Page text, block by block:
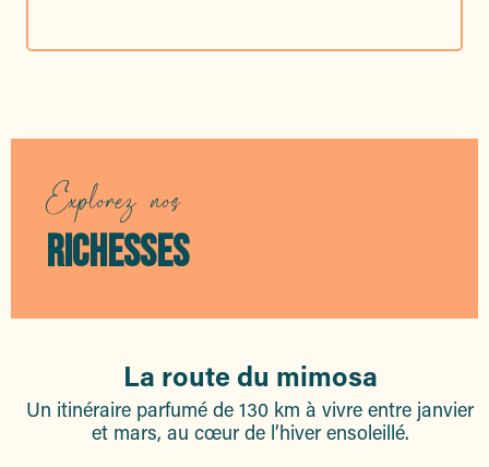
Explorez nos
RICHESSES
La route du mimosa
Un itinéraire parfumé de 130 km à vivre entre janvier
et mars, au cœur de l’hiver ensoleillé.